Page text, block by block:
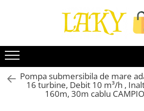
Toate Produsele
Îngrijire personală & Cosmetice
Casă & Grădină
Diverse
Accesorii telefoane & Gadgeturi
Pompa submersibila de mare
16 turbine, Debit 10 m³/h ,
160m, 30m cablu